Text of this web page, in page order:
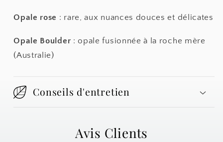
Opale rose : rare, aux nuances douces et délicates
Opale Boulder : opale fusionnée à la roche mère
(Australie)
Conseils d'entretien
Avis Clients